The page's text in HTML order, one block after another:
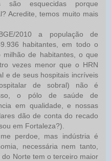
são esquecidas porque
Acredite, temos muito mais
2010 a população de
habitantes, em todo o
de habitantes, o que
vezes menor que o HRN
e de seus hospitais incríveis
de sobral) não é
o pólo de saúde de
em qualidade, e nossas
dão de conta do recado
em Fortaleza?).
perdoe, mas indústria é
necessária nem tanto,
Norte tem o terceiro maior